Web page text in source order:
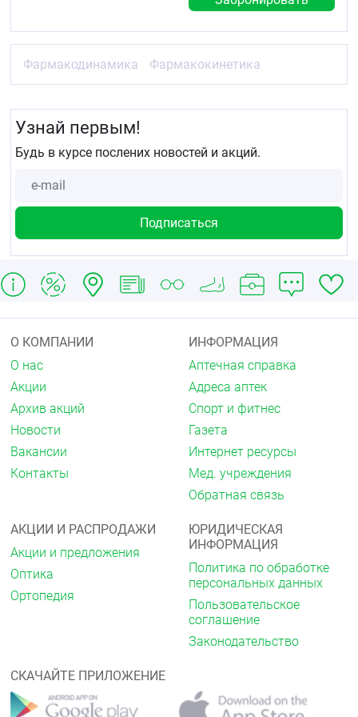
и его активный метаболит не выводятся с
помощью гемодиализа.
Показания
Артериальная гипертензия.
сосудистых заболеваний и смертности у
пациентов с артериальной гипертензией и
Хроническая сердечная недостаточность (в
непереносимости или неэффективности
терапии ингибиторами АПФ).
У пациентов с сахарным диабетом 2 типа с
протеинурией для замедления
гиперкреатининемии, частоты развития
терминальной стадии хронической почечной
показателей смертности, а также снижение
Противопоказания
Повышенная чувствительность к активному
веществу или к другим компонентам
препарата.
Артериальная гипотензия.
Тяжёлая печёночная недостаточность (более 9
баллов по шкале Чайлд-Пью).
Первичный гиперальдостеронизм.
пациентов с сахарным диабетом и пациентов с
почечной недостаточностью (клиренс
креатинина менее 60 мл/мин).
Беременность, период грудного
вскармливания.
Возраст до 18 лет (эффективность и
безопасность не установлены).
Нарушение водно-электролитного баланса
крови (гипонатриемия, гипохлоремический
алкалоз, гипомагниемия, гипокалиемия,
Фармакодинамика Фармакокинетика
Узнай первым!
Будь в курсе послених новостей и акций.
О КОМПАНИИ
О нас
Акции
Архив акций
Новости
Вакансии
Контакты
ИНФОРМАЦИЯ
Аптечная справка
Адреса аптек
Спорт и фитнес
Газета
Интернет ресурсы
Мед. учреждения
Обратная связь
АКЦИИ И РАСПРОДАЖИ
Акции и предложения
Оптика
Ортопедия
ЮРИДИЧЕСКАЯ
ИНФОРМАЦИЯ
Политика по обработке
персональных данных
Пользовательское
соглашение
Законодательство
СКАЧАЙТЕ ПРИЛОЖЕНИЕ